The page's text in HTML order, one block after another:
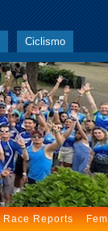
Ciclismo
Race Reports